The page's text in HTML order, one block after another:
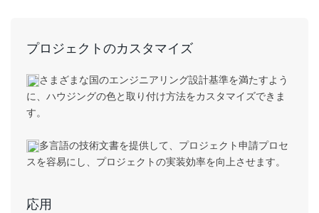
プロジェクトのカスタマイズ
さまざまな国のエンジニアリング設計基準を満たすよう
に、ハウジングの色と取り付け方法をカスタマイズできま
す。
多言語の技術文書を提供して、プロジェクト申請プロセ
スを容易にし、プロジェクトの実装効率を向上させます。
応用